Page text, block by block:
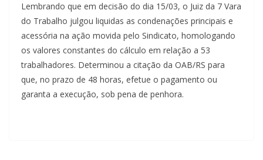
Lembrando que em decisão do dia 15/03, o Juiz da 7 Vara
do Trabalho julgou liquidas as condenações principais e
acessória na ação movida pelo Sindicato, homologando
os valores constantes do cálculo em relação a 53
trabalhadores. Determinou a citação da OAB/RS para
que, no prazo de 48 horas, efetue o pagamento ou
garanta a execução, sob pena de penhora.